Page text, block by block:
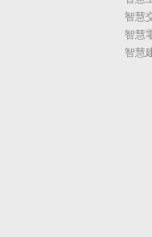
智慧
智慧
智慧